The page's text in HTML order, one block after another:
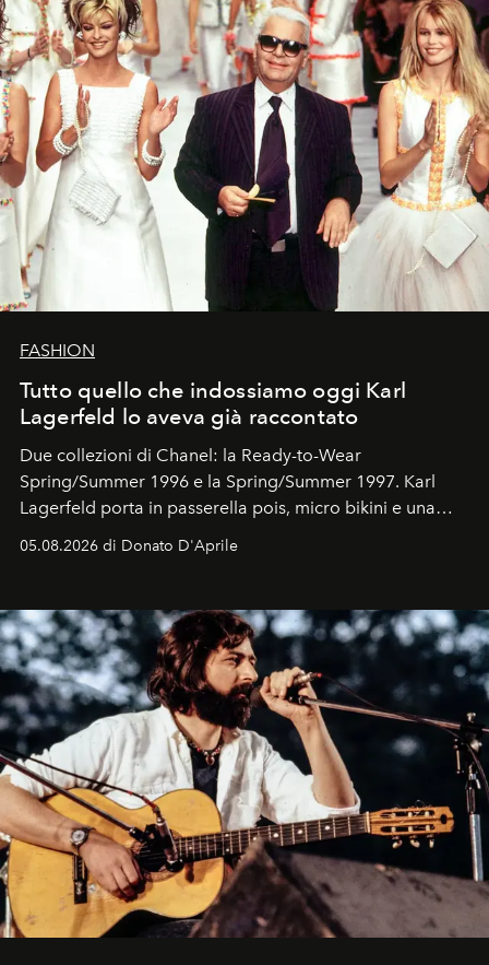
FASHION
Tutto quello che indossiamo oggi Karl
Lagerfeld lo aveva già raccontato
Due collezioni di Chanel: la Ready-to-Wear
Spring/Summer 1996 e la Spring/Summer 1997. Karl
Lagerfeld porta in passerella pois, micro bikini e una
logomania pensata per la spiaggia
Kate, Claudia e Carla una dietro l'altra. Trent'anni dopo,
uno dei documenti più contemporanei che abbiamo.
05.08.2026 di Donato D'Aprile